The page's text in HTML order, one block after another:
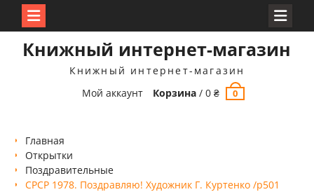
Книжный интернет-магазин
Книжный интернет-магазин
Мой аккаунт
Корзина /0₴ 0
Главная
Открытки
Поздравительные
СРСР 1978. Поздравляю! Художник Г. Куртенко /р501